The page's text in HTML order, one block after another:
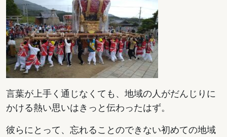
言葉が上手く通じなくても、地域の人がだんじりに
かける熱い思いはきっと伝わったはず。
彼らにとって、忘れることのできない初めての地域